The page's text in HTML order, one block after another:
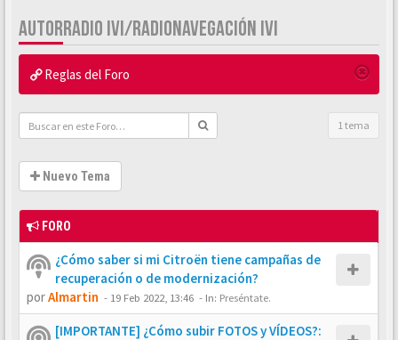
AUTORRADIO IVI/RADIONAVEGACIÓN IVI
Reglas del Foro
1 tema
Nuevo Tema
FORO
¿Cómo saber si mi Citroën tiene campañas de
recuperación o de modernización?
porAlmartin - 19 Feb 2022, 13:46 - In: Preséntate.
[IMPORTANTE] ¿Cómo subir FOTOS y VÍDEOS?: